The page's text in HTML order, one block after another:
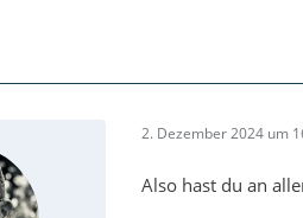
2. Dezember 2024 um
Also hast du an